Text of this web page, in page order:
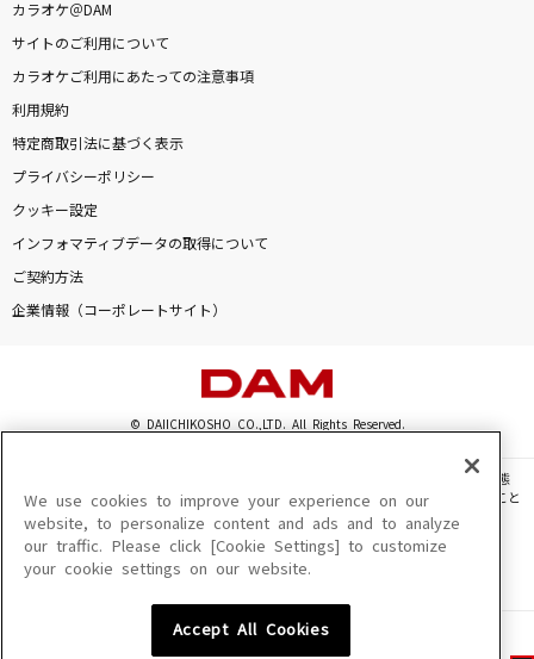
カラオケ＠DAM
サイトのご利用について
カラオケご利用にあたっての注意事項
利用規約
特定商取引法に基づく表示
プライバシーポリシー
クッキー設定
インフォマティブデータの取得について
ご契約方法
企業情報（コーポレートサイト）
© DAIICHIKOSHO CO.,LTD. All Rights Reserved.
このサイトに掲載されている一切の文章・画像・写真・動画・音声等を、手段や形態
を問わず、著作権法の定める範囲を超えて無断で複製、転載、ファイル化などすること
を禁じます。
楽曲及びコンテンツは、機種によりご利用いただけない場合があります。
楽曲及びコンテンツの配信日、配信内容が変更になる場合があります。
We use cookies to improve your experience on our
website, to personalize content and ads and to analyze
our traffic. Please click [Cookie Settings] to customize
your cookie settings on our website.
Accept All Cookies